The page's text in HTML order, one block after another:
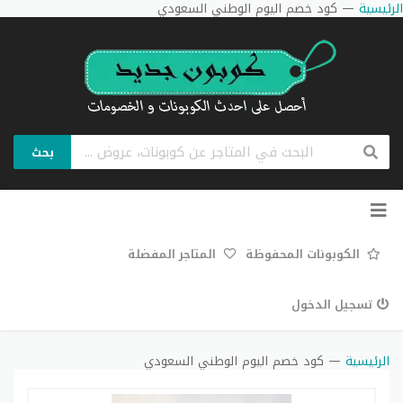
الرئيسية — كود خصم اليوم الوطني السعودي
بحث
تخطي
الكوبونات المحفوظة المتاجر المفضلة
تسجيل الدخول
الرئيسية — كود خصم اليوم الوطني السعودي